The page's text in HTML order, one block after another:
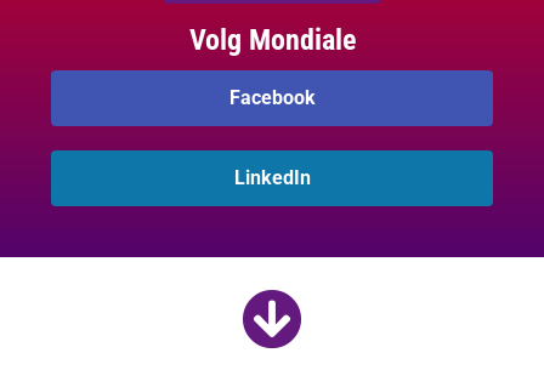
Volg Mondiale
Facebook
LinkedIn